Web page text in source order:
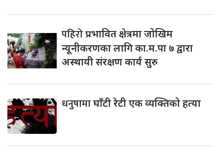
पहिरोप्रभावित क्षेत्रमा जोखिम
न्यूनीकरणका लागि का.म.पा ७ द्वारा
अस्थायी संरक्षण कार्य सुरु
धनुषामाघाँटी रेटी एक व्यक्तिको हत्या